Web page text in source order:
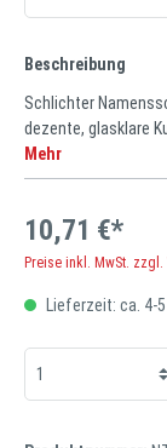
Beschreibung
Schlichter
dezente, glasklare
Mehr
10,71 €*
Preise inkl. MwSt.
Lieferzeit: ca. 4-